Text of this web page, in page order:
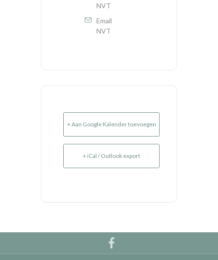
NVT
Email
NVT
+ Aan Google Kalender toevoegen
+ iCal / Outlook export